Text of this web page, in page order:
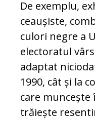
De exemplu,
ceaușiste,
culori negre a
electoratul
adaptat
1990, cât și la
care muncește
trăiește